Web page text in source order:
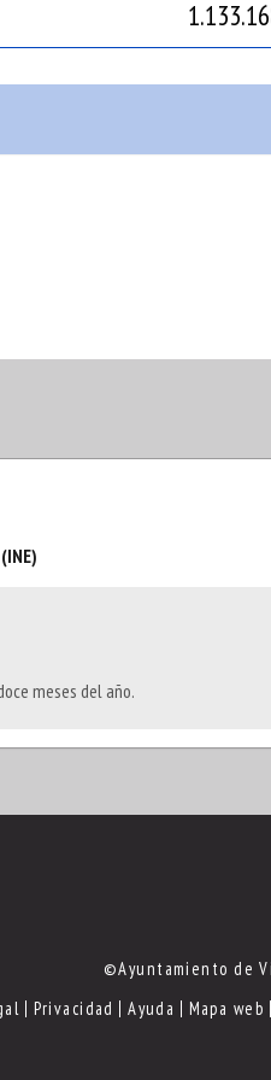
meses del año.
©Ayuntamiento de
Privacidad Ayuda Mapa web